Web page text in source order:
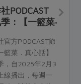
PODCAST
：【一籃菜‧
你過年
官方PODCAST節
籃菜．真心話】
，自2025年2月3
線播出，每週一